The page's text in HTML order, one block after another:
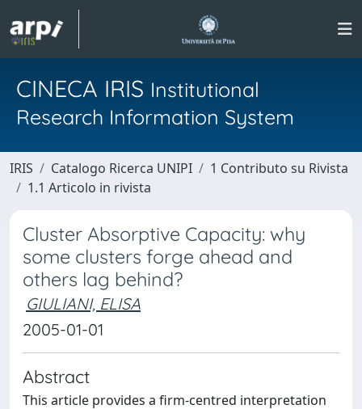
CINECA IRIS Institutional
Research Information System
IRIS Catalogo Ricerca UNIPI
1 Contributo su Rivista
1.1 Articolo in rivista
Cluster Absorptive Capacity: why
some clusters forge ahead and
others lag behind?
GIULIANI, ELISA
2005-01-01
Abstract
This article provides a firm-centred interpretation